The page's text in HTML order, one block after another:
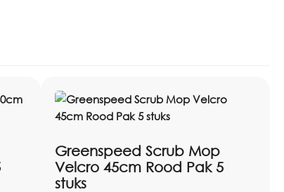
Greenspeed Scrub Mop
Velcro 45cm Rood Pak 5
stuks